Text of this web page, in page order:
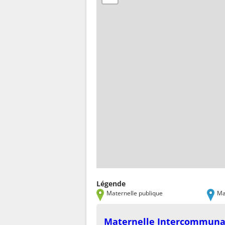
Légende
Maternelle publique
Maternelle